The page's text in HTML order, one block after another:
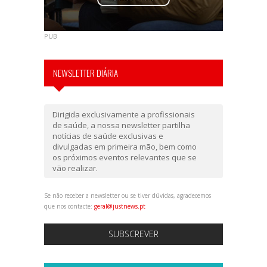
PUB
NEWSLETTER DIÁRIA
Dirigida exclusivamente a profissionais
de saúde, a nossa newsletter partilha
notícias de saúde exclusivas e
divulgadas em primeira mão, bem como
os próximos eventos relevantes que se
vão realizar.
Se não receber a newsletter ou se tiver dúvidas, agradecemos
que nos contacte: geral@justnews.pt
SUBSCREVER